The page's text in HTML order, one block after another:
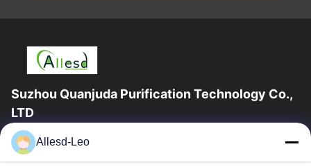
Suzhou Quanjuda Purification Technology Co.,
LTD
Pengalaman 16 tahun, Sebagai produsen dan pengekspor
produk ESD & Cleanroom terkemuka, kami menawarkan jajaran
Allesd-Leo